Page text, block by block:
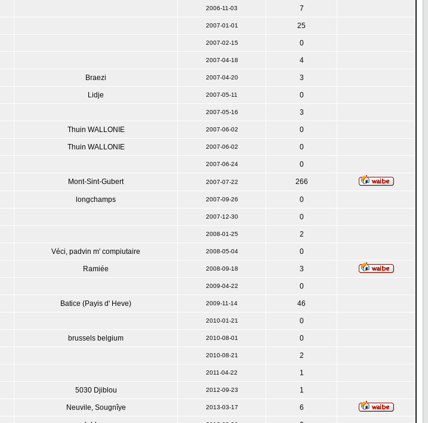
2006-11-03 7
2007-01-01 25
2007-02-15 0
2007-04-18 4
Braezi 2007-04-20 3
Lidje 2007-05-11 0
2007-05-16 3
Thuin WALLONIE 2007-06-02 0
Thuin WALLONIE 2007-06-02 0
2007-06-24 0
Mont-Sint-Gubert 2007-07-22 266
longchamps 2007-09-26 0
2007-12-30 0
2008-01-25 2
Véci, padvin m' compiutaire 2008-05-04 0
Ramiée 2008-09-18 3
2009-04-22 0
Batice (Payis d' Heve) 2009-11-14 46
2010-01-21 0
brussels belgium 2010-08-01 0
2010-08-21 2
2011-04-22 1
5030 Djiblou 2012-09-23 1
Neuvile, Sougnîye 2013-03-17 6